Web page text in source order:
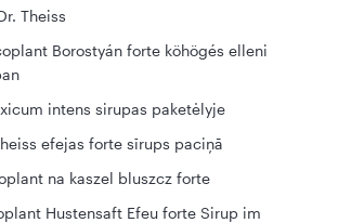
Theiss
Borostyán forte köhögés elleni
intens sirupas paketėlyje
efejas forte sīrups paciņā
na kaszel bluszcz forte
Hustensaft Efeu forte Sirup im